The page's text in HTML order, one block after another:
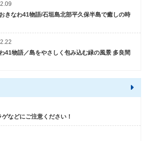
きなわ41物語/石垣島北部平久保半島で癒しの時
41物語／島をやさしく包み込む緑の風景 多良間
などにご注意ください！